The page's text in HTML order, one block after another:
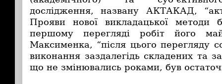
дослідження, названу АКТАКАД,
Прояви нової викладацької методи
першому перегляді робіт його
Максименка, “після цього перегляду
виконання заздалегідь складених та
що не змінювались роками, був